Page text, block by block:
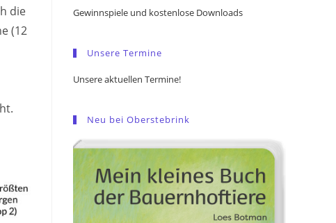
die
(12
Gewinnspiele und kostenlose Downloads
Unsere Termine
Unsere aktuellen Termine!
Neu bei Oberstebrink